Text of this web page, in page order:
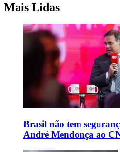
Mais Lidas
Brasil não tem
André Mendonça ao